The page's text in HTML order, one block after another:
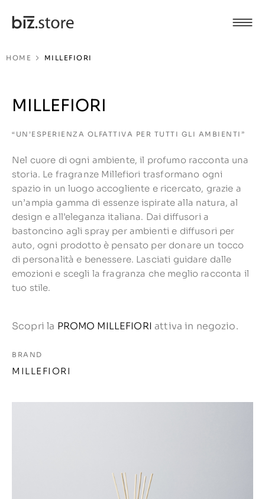
HOME MILLEFIORI
MILLEFIORI
“UN’ESPERIENZA OLFATTIVA PER TUTTI GLI AMBIENTI”
Nel cuore di ogni ambiente, il profumo racconta una
storia. Le fragranze Millefiori trasformano ogni
spazio in un luogo accogliente e ricercato, grazie a
un’ampia gamma di essenze ispirate alla natura, al
design e all’eleganza italiana. Dai diffusori a
bastoncino agli spray per ambienti e diffusori per
auto, ogni prodotto è pensato per donare un tocco
di personalità e benessere. Lasciati guidare dalle
emozioni e scegli la fragranza che meglio racconta il
tuo stile.
Scopri la PROMO MILLEFIORI attiva in negozio.
BRAND
MILLEFIORI